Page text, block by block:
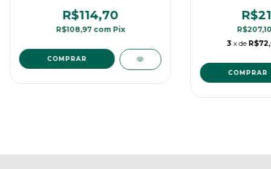
R$114,70
R$108,97 com Pix
3 x de